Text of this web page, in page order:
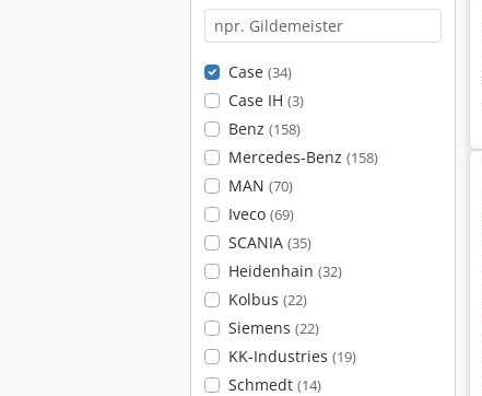
Case (34)
Case IH (3)
Benz (158)
Mercedes-Benz (158)
MAN (70)
Iveco (69)
SCANIA (35)
Heidenhain (32)
Kolbus (22)
Siemens (22)
KK-Industries (19)
Schmedt (14)